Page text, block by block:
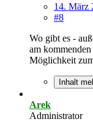
14. März
#8
Wo gibt es -
am
Möglichkeit
Inhalt
Arek
Administrator